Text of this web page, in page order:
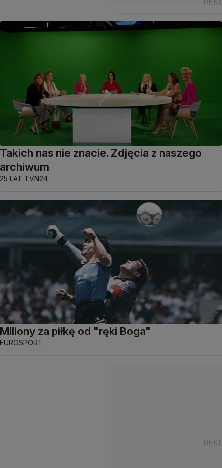
Takich nas nie znacie. Zdjęcia z naszego
archiwum
25 LAT TVN24
Miliony za piłkę od "ręki Boga"
EUROSPORT